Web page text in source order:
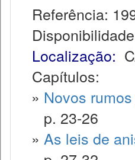
Referência:
Localização:
Capítulos:
» Novos
p. 23-26
» As leis de